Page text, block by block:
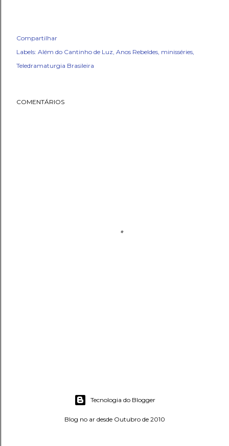
Compartilhar
Labels: Além do Cantinho de Luz Anos Rebeldes minisséries
Teledramaturgia Brasileira
COMENTÁRIOS
Tecnologia do Blogger
Blog no ar desde Outubro de 2010